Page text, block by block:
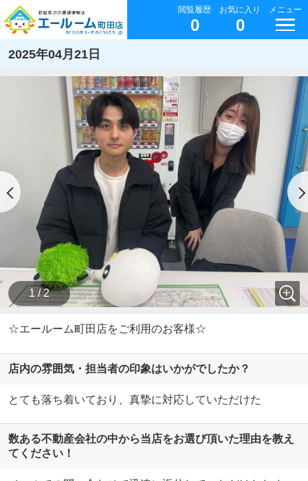
閲覧履歴
0
お気に入り
0
メニュー
2025年04月21日
1 / 2
☆エールーム町田店をご利用のお客様☆
店内の雰囲気・担当者の印象はいかがでしたか？
とても落ち着いており、真摯に対応していただけた
数ある不動産会社の中から当店をお選び頂いた理由を教え
てください！